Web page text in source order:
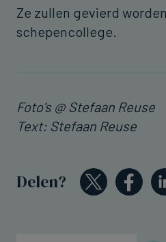
Ze zullen gevierd
schepencollege.
Foto's @ Stefaan Reuse
Text: Stefaan Reuse
Delen?